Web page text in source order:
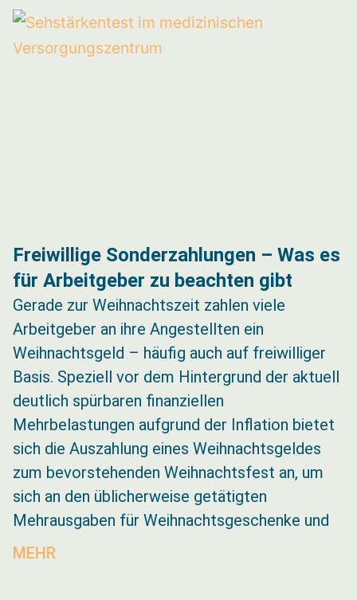
Freiwillige Sonderzahlungen – Was es
für Arbeitgeber zu beachten gibt
Gerade zur Weihnachtszeit zahlen viele
Arbeitgeber an ihre Angestellten ein
Weihnachtsgeld – häufig auch auf freiwilliger
Basis. Speziell vor dem Hintergrund der aktuell
deutlich spürbaren finanziellen
Mehrbelastungen aufgrund der Inflation bietet
sich die Auszahlung eines Weihnachtsgeldes
zum bevorstehenden Weihnachtsfest an, um
sich an den üblicherweise getätigten
Mehrausgaben für Weihnachtsgeschenke und
MEHR